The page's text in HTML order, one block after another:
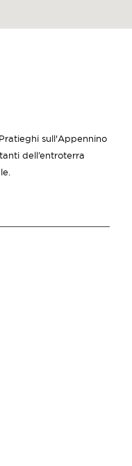
sull'Appennino
dell’entroterra